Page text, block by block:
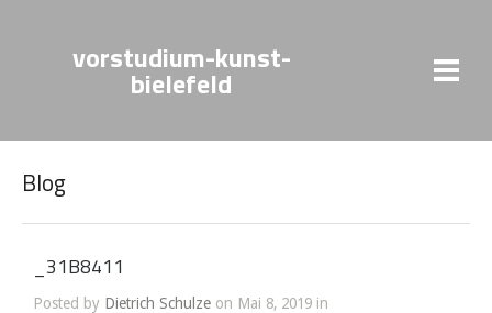
vorstudium-kunst-
bielefeld
Blog
_31B8411
Posted by Dietrich Schulze on Mai 8, 2019 in